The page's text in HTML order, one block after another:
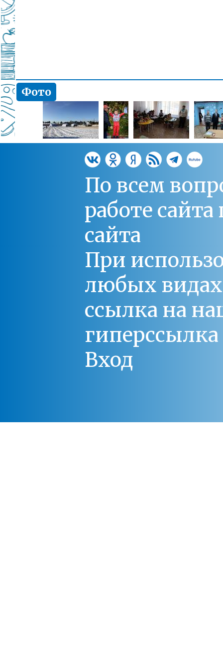
Фото
По всем
работе
сайта
При
любых
ссылка на
Вход